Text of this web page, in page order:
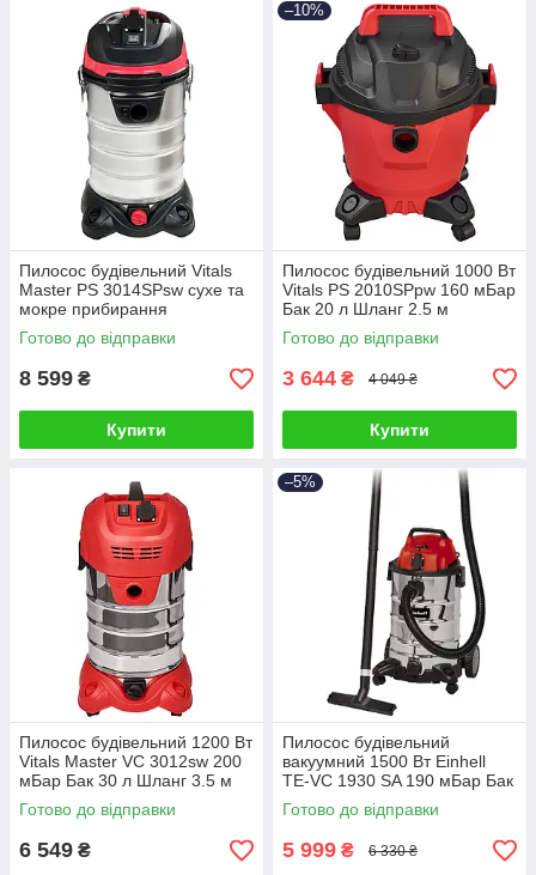
Пилосос будівельний Vitals
Master PS 3014SPsw сухе та
мокре прибирання
Готово до відправки
8 599 ₴
Купити
–10%
Пилосос будівельний 1000 Вт
Vitals PS 2010SPpw 160 мБар
Бак 20 л Шланг 2.5 м
Готово до відправки
3 644 ₴ 4 049 ₴
Купити
Пилосос будівельний 1200 Вт
Vitals Master VC 3012sw 200
мБар Бак 30 л Шланг 3.5 м
Готово до відправки
6 549 ₴
–5%
Пилосос будівельний
вакуумний 1500 Вт Einhell
TE-VC 1930 SA 190 мБар Бак
30 л Шланг 2,5 м
Готово до відправки
5 999 ₴ 6 330 ₴